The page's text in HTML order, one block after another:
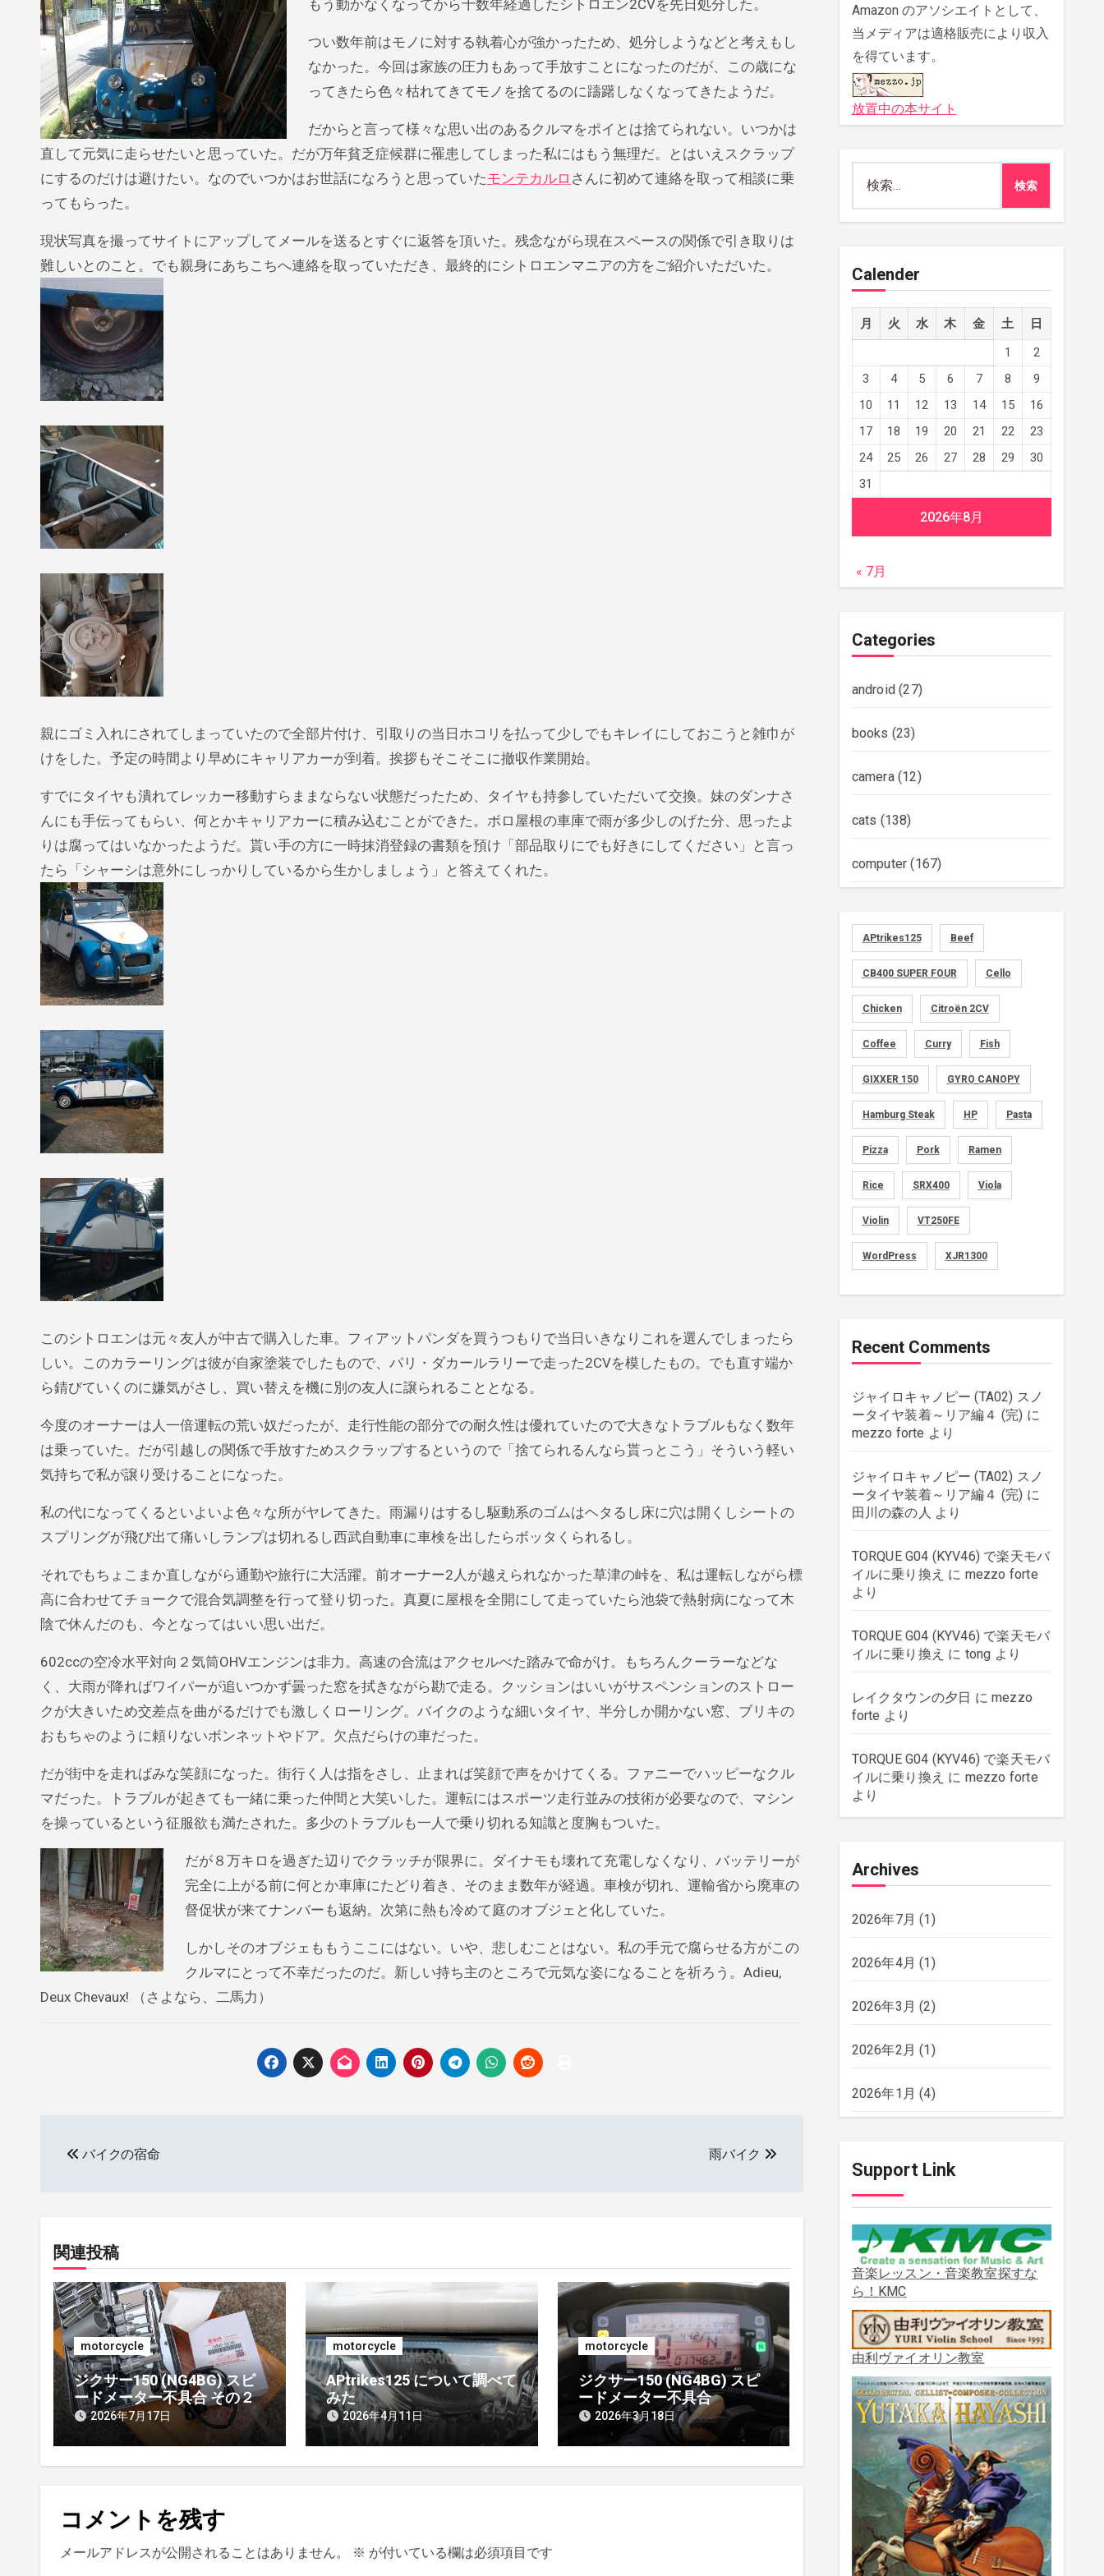
もう動かなくなってから十数年経過したシトロエン2CVを先日処分した。
つい数年前はモノに対する執着心が強かったため、処分しようなどと考えもし
なかった。今回は家族の圧力もあって手放すことになったのだが、この歳にな
ってきたら色々枯れてきてモノを捨てるのに躊躇しなくなってきたようだ。
だからと言って様々な思い出のあるクルマをポイとは捨てられない。いつかは
直して元気に走らせたいと思っていた。だが万年貧乏症候群に罹患してしまった私にはもう無理だ。とはいえスクラップ
にするのだけは避けたい。なのでいつかはお世話になろうと思っていたモンテカルロ さんに初めて連絡を取って相談に乗
ってもらった。
現状写真を撮ってサイトにアップしてメールを送るとすぐに返答を頂いた。残念ながら現在スペースの関係で引き取りは
難しいとのこと。でも親身にあちこちへ連絡を取っていただき、最終的にシトロエンマニアの方をご紹介いただいた。
親にゴミ入れにされてしまっていたので全部片付け、引取りの当日ホコリを払って少しでもキレイにしておこうと雑巾が
けをした。予定の時間より早めにキャリアカーが到着。挨拶もそこそこに撤収作業開始。
すでにタイヤも潰れてレッカー移動すらままならない状態だったため、タイヤも持参していただいて交換。妹のダンナさ
んにも手伝ってもらい、何とかキャリアカーに積み込むことができた。ボロ屋根の車庫で雨が多少しのげた分、思ったよ
りは腐ってはいなかったようだ。貰い手の方に一時抹消登録の書類を預け「部品取りにでも好きにしてください」と言っ
たら「シャーシは意外にしっかりしているから生かしましょう」と答えてくれた。
このシトロエンは元々友人が中古で購入した車。フィアットパンダを買うつもりで当日いきなりこれを選んでしまったら
しい。このカラーリングは彼が自家塗装でしたもので、パリ・ダカールラリーで走った2CVを模したもの。でも直す端か
ら錆びていくのに嫌気がさし、買い替えを機に別の友人に譲られることとなる。
今度のオーナーは人一倍運転の荒い奴だったが、走行性能の部分での耐久性は優れていたので大きなトラブルもなく数年
は乗っていた。だが引越しの関係で手放すためスクラップするというので「捨てられるんなら貰っとこう」そういう軽い
気持ちで私が譲り受けることになった。
私の代になってくるといよいよ色々な所がヤレてきた。雨漏りはするし駆動系のゴムはヘタるし床に穴は開くしシートの
スプリングが飛び出て痛いしランプは切れるし西武自動車に車検を出したらボッタくられるし。
それでもちょこまか直しながら通勤や旅行に大活躍。前オーナー2人が越えられなかった草津の峠を、私は運転しながら標
高に合わせてチョークで混合気調整を行って登り切った。真夏に屋根を全開にして走っていたら池袋で熱射病になって木
陰で休んだのも、今となってはいい思い出だ。
602ccの空冷水平対向２気筒OHVエンジンは非力。高速の合流はアクセルべた踏みで命がけ。もちろんクーラーなどな
く、大雨が降ればワイパーが追いつかず曇った窓を拭きながら勘で走る。クッションはいいがサスペンションのストロー
クが大きいため交差点を曲がるだけでも激しくローリング。バイクのような細いタイヤ、半分しか開かない窓、ブリキの
おもちゃのように頼りないボンネットやドア。欠点だらけの車だった。
だが街中を走ればみな笑顔になった。街行く人は指をさし、止まれば笑顔で声をかけてくる。ファニーでハッピーなクル
マだった。トラブルが起きても一緒に乗った仲間と大笑いした。運転にはスポーツ走行並みの技術が必要なので、マシン
を操っているという征服欲も満たされた。多少のトラブルも一人で乗り切れる知識と度胸もついた。
だが８万キロを過ぎた辺りでクラッチが限界に。ダイナモも壊れて充電しなくなり、バッテリーが
完全に上がる前に何とか車庫にたどり着き、そのまま数年が経過。車検が切れ、運輸省から廃車の
督促状が来てナンバーも返納。次第に熱も冷めて庭のオブジェと化していた。
しかしそのオブジェももうここにはない。いや、悲しむことはない。私の手元で腐らせる方がこの
クルマにとって不幸だったのだ。新しい持ち主のところで元気な姿になることを祈ろう。Adieu,
Deux Chevaux! （さよなら、二馬力）
ゲ
ー
シ
ョ
ン
バイクの宿命 雨バイク
関連投稿
motorcycle
ジクサー150 (NG4BG) スピ
ードメーター不具合 その２
2026年7月17日
motorcycle
APtrikes125 について調べて
みた
2026年4月11日
motorcycle
ジクサー150 (NG4BG) スピ
ードメーター不具合
2026年3月18日
コメントを残す
メールアドレスが公開されることはありません。 ※ が付いている欄は必須項目です
Amazon のアソシエイトとして、
当メディアは適格販売により収入
を得ています。
放置中の本サイト
Calender
2026年8月
月 火 水 木 金 土
日
1
2
3
4 5 6 7 8
9
10
11 12 13 14 15
16
17
18 19 20 21 22
23
24
25 26 27 28 29
30
31
« 7月
Categories
android(27)
books (23)
camera(12)
cats (138)
computer (167)
foods(155)
graphics(134)
memo (30)
motorcycle(149)
movies(1)
music(51)
plants(43)
rebuilding(6)
strings(179)
wordpress(8)
APtrikes125 Beef
CB400 SUPER FOUR Cello
Chicken Citroën 2CV
Coffee Curry Fish
GIXXER 150 GYRO CANOPY
Hamburg Steak HP Pasta
Pizza Pork Ramen
Rice SRX400 Viola
Violin VT250FE
WordPress XJR1300
Recent Comments
ジャイロキャノピー (TA02) スノ
ータイヤ装着～リア編４ (完) に
mezzo forte より
ジャイロキャノピー (TA02) スノ
ータイヤ装着～リア編４ (完) に
田川の森の人 より
TORQUE G04 (KYV46) で楽天モバ
イルに乗り換え に mezzo forte
より
TORQUE G04 (KYV46) で楽天モバ
イルに乗り換え に tong より
レイクタウンの夕日 に mezzo
forte より
TORQUE G04 (KYV46) で楽天モバ
イルに乗り換え に mezzo forte
より
Archives
2026年7月 (1)
2026年4月 (1)
2026年3月 (2)
2026年2月 (1)
2026年1月 (4)
2025年11月(2)
2025年10月(2)
2025年9月(3)
2025年8月(5)
2025年7月(3)
2025年6月(1)
2025年5月(5)
2025年3月(1)
2025年2月(1)
2025年1月(3)
Support Link
音楽レッスン・音楽教室探すな
ら！KMC
由利ヴァイオリン教室